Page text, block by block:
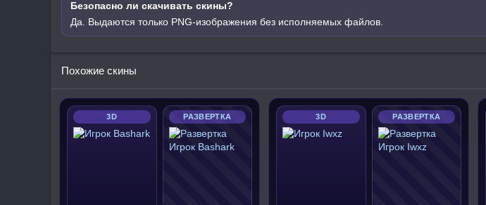
Безопасно ли скачивать скины?
Да. Выдаются только PNG-изображения без исполняемых файлов.
Похожие скины
3D РАЗВЕРТКА 3D РАЗВЕРТКА